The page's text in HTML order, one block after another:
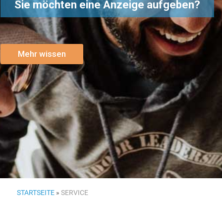
Mehr wissen
Sie möchten eine Anzeige aufgeben?
STARTSEITE» SERVICE